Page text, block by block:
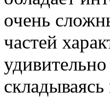
очень
частей